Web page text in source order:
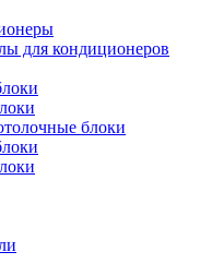
для кондиционеров
блоки